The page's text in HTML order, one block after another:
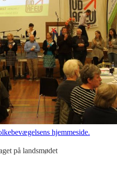
hjemmeside.
på landsmødet